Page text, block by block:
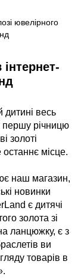
дитині весь
першу річницю
золоті
місце.
наш магазин,
новинки
є дитячі
золота зі
ланцюжку, є з
ви
товарів в